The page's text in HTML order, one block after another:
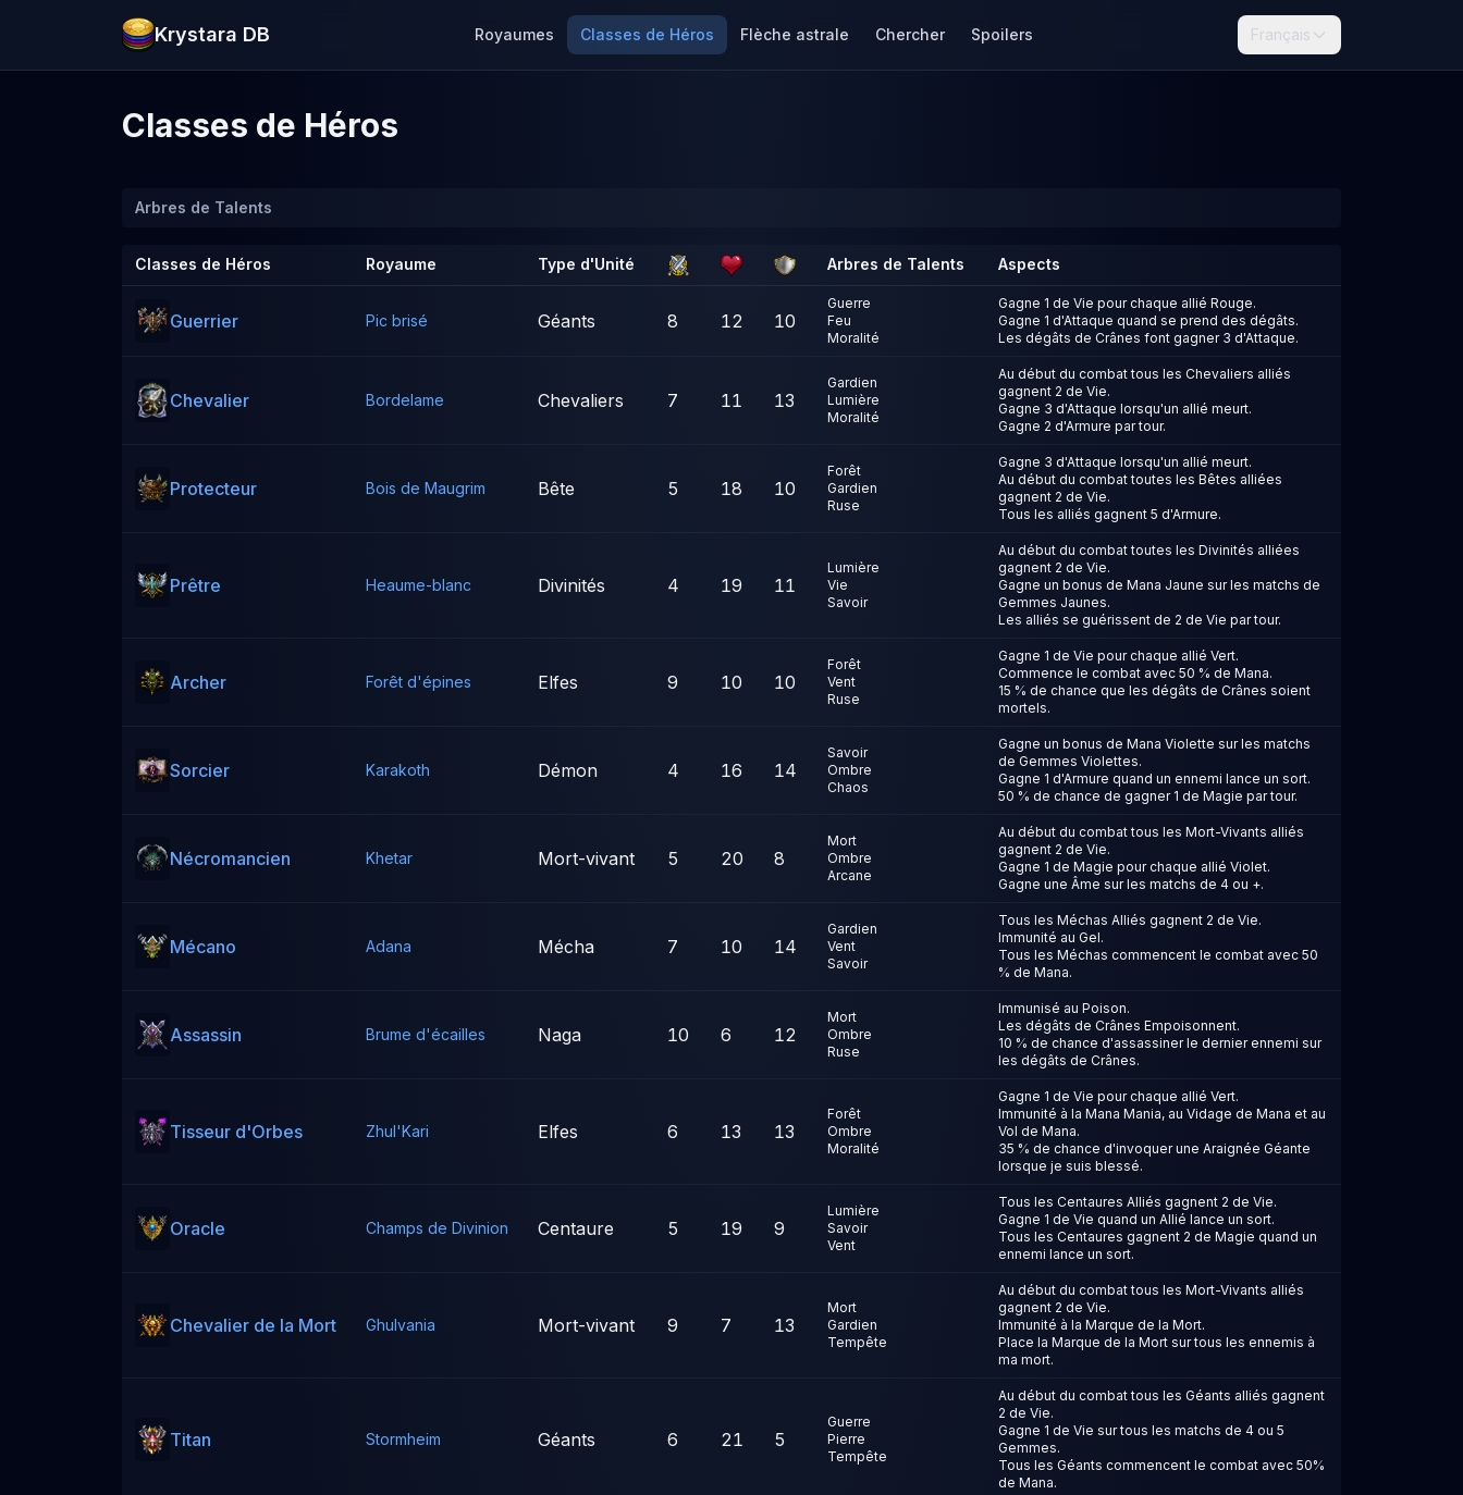
Krystara DB Royaumes Classes de Héros Flèche astrale Chercher Spoilers Français
Classes de Héros
Arbres de Talents
Classes de Héros Royaume Type d'Unité Arbres de Talents Aspects
Guerrier Pic brisé Géants 8 12 10
Guerre
Feu
Moralité
Gagne 1 de Vie pour chaque allié Rouge.
Gagne 1 d'Attaque quand se prend des dégâts.
Les dégâts de Crânes font gagner 3 d'Attaque.
Chevalier Bordelame Chevaliers 7 11 13
Gardien
Lumière
Moralité
Au début du combat tous les Chevaliers alliés
gagnent 2 de Vie.
Gagne 3 d'Attaque lorsqu'un allié meurt.
Gagne 2 d'Armure par tour.
Protecteur Bois de Maugrim Bête 5 18 10
Forêt
Gardien
Ruse
Gagne 3 d'Attaque lorsqu'un allié meurt.
Au début du combat toutes les Bêtes alliées
gagnent 2 de Vie.
Tous les alliés gagnent 5 d'Armure.
Prêtre Heaume-blanc Divinités 4 19 11
Lumière
Vie
Savoir
Au début du combat toutes les Divinités alliées
gagnent 2 de Vie.
Gagne un bonus de Mana Jaune sur les matchs de
Gemmes Jaunes.
Les alliés se guérissent de 2 de Vie par tour.
Archer Forêt d'épines Elfes 9 10 10
Forêt
Vent
Ruse
Gagne 1 de Vie pour chaque allié Vert.
Commence le combat avec 50 % de Mana.
15 % de chance que les dégâts de Crânes soient
mortels.
Sorcier Karakoth Démon 4 16 14
Savoir
Ombre
Chaos
Gagne un bonus de Mana Violette sur les matchs
de Gemmes Violettes.
Gagne 1 d'Armure quand un ennemi lance un sort.
50 % de chance de gagner 1 de Magie par tour.
Nécromancien Khetar Mort-vivant 5 20 8
Mort
Ombre
Arcane
Au début du combat tous les Mort-Vivants alliés
gagnent 2 de Vie.
Gagne 1 de Magie pour chaque allié Violet.
Gagne une Âme sur les matchs de 4 ou +.
Mécano Adana Mécha 7 10 14
Gardien
Vent
Savoir
Tous les Méchas Alliés gagnent 2 de Vie.
Immunité au Gel.
Tous les Méchas commencent le combat avec 50
% de Mana.
Assassin Brume d'écailles Naga 10 6 12
Mort
Ombre
Ruse
Immunisé au Poison.
Les dégâts de Crânes Empoisonnent.
10 % de chance d'assassiner le dernier ennemi sur
les dégâts de Crânes.
Tisseur d'Orbes Zhul'Kari Elfes 6 13 13
Forêt
Ombre
Moralité
Gagne 1 de Vie pour chaque allié Vert.
Immunité à la Mana Mania, au Vidage de Mana et au
Vol de Mana.
35 % de chance d'invoquer une Araignée Géante
lorsque je suis blessé.
Oracle Champs de Divinion Centaure 5 19 9
Lumière
Savoir
Vent
Tous les Centaures Alliés gagnent 2 de Vie.
Gagne 1 de Vie quand un Allié lance un sort.
Tous les Centaures gagnent 2 de Magie quand un
ennemi lance un sort.
Chevalier de la Mort Ghulvania Mort-vivant 9 7 13
Mort
Gardien
Tempête
Au début du combat tous les Mort-Vivants alliés
gagnent 2 de Vie.
Immunité à la Marque de la Mort.
Place la Marque de la Mort sur tous les ennemis à
ma mort.
Titan Stormheim Géants 6 21 5
Guerre
Pierre
Tempête
Au début du combat tous les Géants alliés gagnent
2 de Vie.
Gagne 1 de Vie sur tous les matchs de 4 ou 5
Gemmes.
Tous les Géants commencent le combat avec 50%
de Mana.